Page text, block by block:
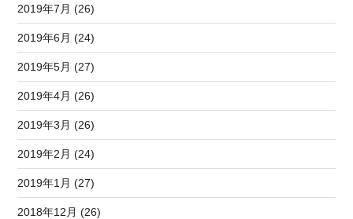
2019年7月 (26)
2019年6月 (24)
2019年5月 (27)
2019年4月 (26)
2019年3月 (26)
2019年2月 (24)
2019年1月 (27)
2018年12月 (26)